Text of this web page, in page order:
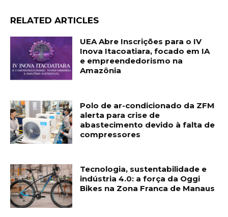
RELATED ARTICLES
UEA Abre Inscrições para o IV
Inova Itacoatiara, focado em IA
e empreendedorismo na
Amazônia
Polo de ar-condicionado da ZFM
alerta para crise de
abastecimento devido à falta de
compressores
Tecnologia, sustentabilidade e
indústria 4.0: a força da Oggi
Bikes na Zona Franca de Manaus